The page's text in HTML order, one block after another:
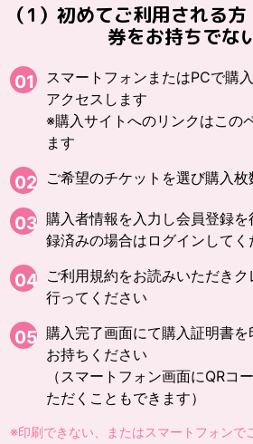
（1）初めてご利用される
券をお持ちでな
01
スマートフォンまたはPCで購
アクセスします
※購入サイトへのリンクはこの
ます
02 ご希望のチケットを選び購入
03 購入者情報を入力し会員登録
録済みの場合はログインしてく
04 ご利用規約をお読みいただき
行ってください
05 購入完了画面にて購入証明書
お持ちください
（スマートフォン画面にQRコ
ただくこともできます）
※印刷できない、またはスマートフォンで